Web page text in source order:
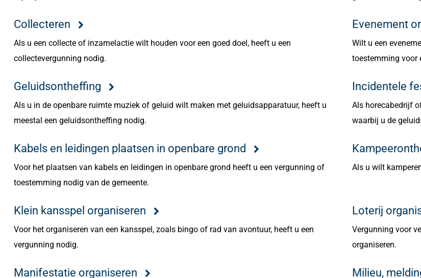
Collecteren
Als u een collecte of inzamelactie wilt houden voor een goed doel, heeft u een
collectevergunning nodig.
Evenement
Wilt u een
toestemming voor
Geluidsontheffing
Als u in de openbare ruimte muziek of geluid wilt maken met geluidsapparatuur, heeft u
meestal een geluidsontheffing nodig.
Incidentele
Als horecabedrijf
waarbij u de
Kabels en leidingen plaatsen in openbare grond
Voor het plaatsen van kabels en leidingen in openbare grond heeft u een vergunning of
toestemming nodig van de gemeente.
Als u wilt
Klein kansspel organiseren
Voor het organiseren van een kansspel, zoals bingo of rad van avontuur, heeft u een
vergunning nodig.
Loterij
Vergunning voor
organiseren.
Manifestatie organiseren Milieu,